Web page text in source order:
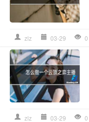
zlz 03-29 0
zlz 03-29 0